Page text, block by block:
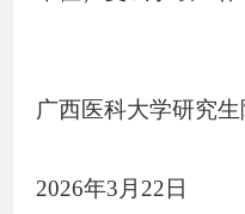
广西医科大学研究生
2026年3月22 日